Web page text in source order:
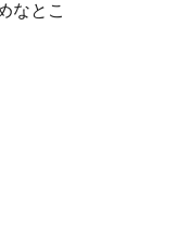
なとこ